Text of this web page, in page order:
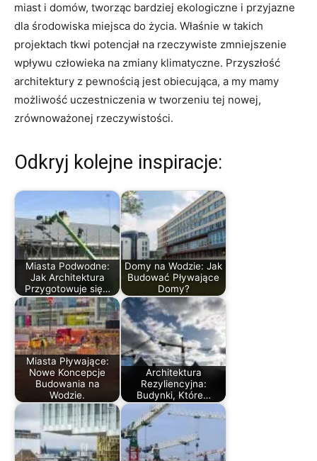
miast i⁢ domów, tworząc bardziej ekologiczne i przyjazne
dla środowiska miejsca do ⁢życia. Właśnie⁢ w takich
projektach tkwi potencjał na rzeczywiste‌ zmniejszenie⁣
wpływu⁤ człowieka na zmiany klimatyczne. Przyszłość
architektury z ⁣pewnością jest obiecująca, a my mamy
możliwość uczestniczenia w​ tworzeniu tej nowej,
zrównoważonej rzeczywistości.
Odkryj kolejne inspiracje:
Miasta Podwodne:
Jak Architektura
Przygotowuje się…
Domy na Wodzie: Jak
Budować Pływające
Domy?
Miasta Pływające:
Nowe Koncepcje
Budowania na
Wodzie.
Architektura
Rezyliencyjna:
Budynki, Które…